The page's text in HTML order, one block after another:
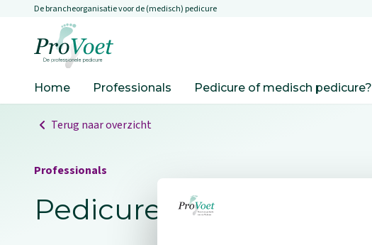
Overslaan en naar de inhoud gaan
De brancheorganisatie voor de (medisch) pedicure
Home Professionals Pedicure of medisch pedicure?
Terug naar overzicht
Professionals
Pedicure niet gevonden